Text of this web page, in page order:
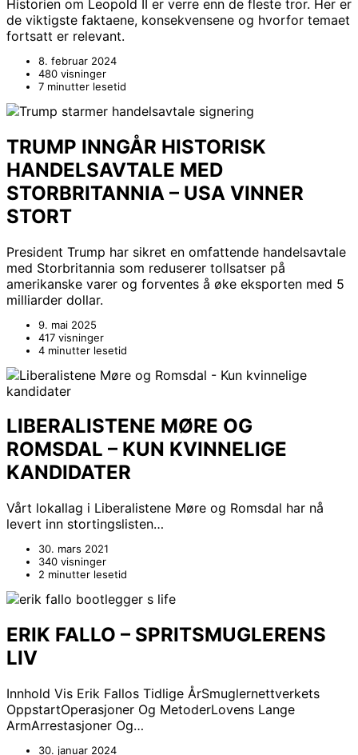
Historien om Leopold II er verre enn de fleste tror. Her er
de viktigste faktaene, konsekvensene og hvorfor temaet
fortsatt er relevant.
8. februar 2024
480 visninger
7 minutter lesetid
TRUMP INNGÅR HISTORISK
HANDELSAVTALE MED
STORBRITANNIA – USA VINNER
STORT
President Trump har sikret en omfattende handelsavtale
med Storbritannia som reduserer tollsatser på
amerikanske varer og forventes å øke eksporten med 5
milliarder dollar.
9. mai 2025
417 visninger
4 minutter lesetid
LIBERALISTENE MØRE OG
ROMSDAL – KUN KVINNELIGE
KANDIDATER
Vårt lokallag i Liberalistene Møre og Romsdal har nå
levert inn stortingslisten…
30. mars 2021
340 visninger
2 minutter lesetid
ERIK FALLO – SPRITSMUGLERENS
LIV
Innhold Vis Erik Fallos Tidlige ÅrSmuglernettverkets
OppstartOperasjoner Og MetoderLovens Lange
ArmArrestasjoner Og…
30. januar 2024